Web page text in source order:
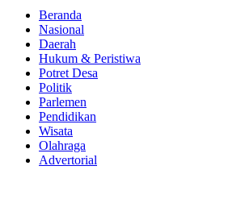
Beranda
Nasional
Daerah
Hukum & Peristiwa
Potret Desa
Politik
Parlemen
Pendidikan
Wisata
Olahraga
Advertorial